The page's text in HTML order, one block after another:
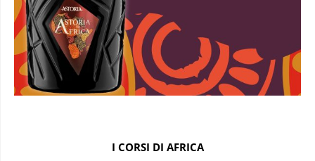
I CORSI DI AFRICA